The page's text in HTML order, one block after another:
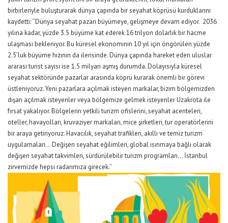
birbirleriyle buluşturarak dünya çapında bir seyahat köprüsü kurduklarını
kaydetti:‘’Dünya seyahat pazarı büyümeye, gelişmeye devam ediyor. 2036
yılına kadar, yüzde 3.5 büyüme kat ederek 16 trilyon dolarlık bir hacme
ulaşması bekleniyor. Bu küresel ekonominin 10 yıl için öngörülen yüzde
2.5’luk büyüme hızının da ilerisinde. Dünya çapında hareket eden uluslar
ararasıturist sayısı ise 1.5 milyarı aşmış durumda.Dolayısıyla küresel
seyahat sektöründe pazarlar arasında köprü kurarak önemli bir görevi
üstleniyoruz. Yeni pazarlara açılmak isteyen markalar, bizim bölgemizden
dışarı açılmak isteyenler veya bölgemize gelmek isteyenlerUzakrota ile
fırsat yakalıyor. Bölgelerin yetkili turizm ofislerini, seyahat acenteleri,
oteller, havayolları,kruvaziyer markaları,mice şirketleri,tur operatörlerini
bir araya getiriyoruz.Havacılık, seyahat trafikleri, akıllı ve temizturizm
uygulamaları…Değişen seyahat eğilimleri, global ısınmaya bağlı olarak
değişen seyahat takvimleri, sürdürülebilir turizm programları… İstanbul
zirvemizde hepsi radarımıza girecek.’’